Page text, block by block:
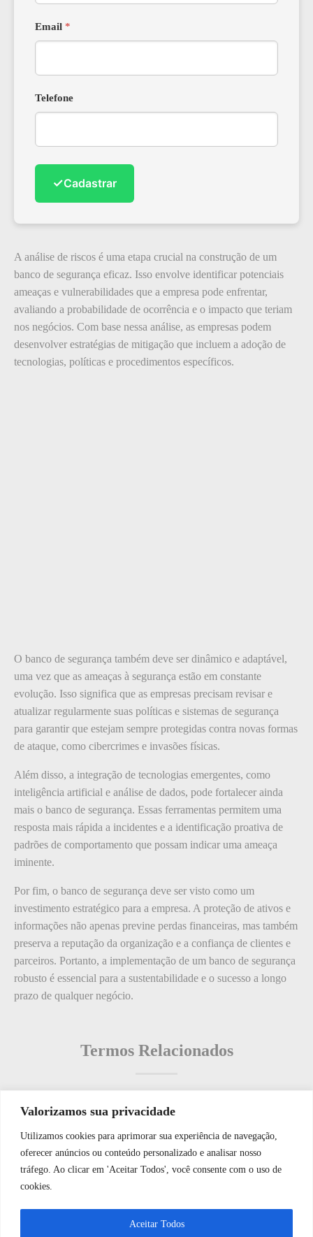
Valorizamos sua privacidade
Utilizamos cookies para aprimorar sua experiência de navegação,
oferecer anúncios ou conteúdo personalizado e analisar nosso
tráfego. Ao clicar em 'Aceitar Todos', você consente com o uso de
cookies.
Aceitar Todos
Email *
Telefone
✓Cadastrar
A análise de riscos é uma etapa crucial na construção de um
banco de segurança eficaz. Isso envolve identificar potenciais
ameaças e vulnerabilidades que a empresa pode enfrentar,
avaliando a probabilidade de ocorrência e o impacto que teriam
nos negócios. Com base nessa análise, as empresas podem
desenvolver estratégias de mitigação que incluem a adoção de
tecnologias, políticas e procedimentos específicos.
O banco de segurança também deve ser dinâmico e adaptável,
uma vez que as ameaças à segurança estão em constante
evolução. Isso significa que as empresas precisam revisar e
atualizar regularmente suas políticas e sistemas de segurança
para garantir que estejam sempre protegidas contra novas formas
de ataque, como cibercrimes e invasões físicas.
Além disso, a integração de tecnologias emergentes, como
inteligência artificial e análise de dados, pode fortalecer ainda
mais o banco de segurança. Essas ferramentas permitem uma
resposta mais rápida a incidentes e a identificação proativa de
padrões de comportamento que possam indicar uma ameaça
iminente.
Por fim, o banco de segurança deve ser visto como um
investimento estratégico para a empresa. A proteção de ativos e
informações não apenas previne perdas financeiras, mas também
preserva a reputação da organização e a confiança de clientes e
parceiros. Portanto, a implementação de um banco de segurança
robusto é essencial para a sustentabilidade e o sucesso a longo
prazo de qualquer negócio.
Termos Relacionados
Termos populares
O que é: Host de Controle
O que é: Frota de Veículos?
O que é: Barreiras de Segurança?
WhatsApp JF Tech
Vamos conversar e descobrir como
podemos ajudá-lo hoje?